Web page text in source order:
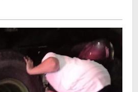
Meninggal